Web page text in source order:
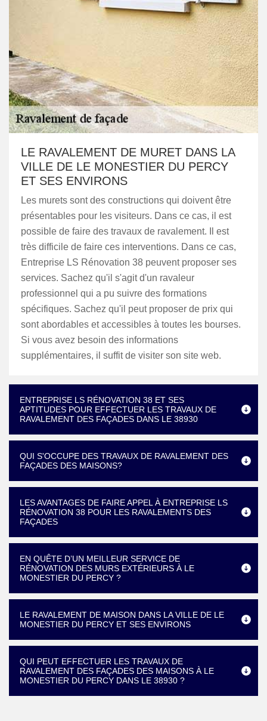
LE RAVALEMENT DE MURET DANS LA
VILLE DE LE MONESTIER DU PERCY
ET SES ENVIRONS
Les murets sont des constructions qui doivent être
présentables pour les visiteurs. Dans ce cas, il est
possible de faire des travaux de ravalement. Il est
très difficile de faire ces interventions. Dans ce cas,
Entreprise LS Rénovation 38 peuvent proposer ses
services. Sachez qu'il s'agit d'un ravaleur
professionnel qui a pu suivre des formations
spécifiques. Sachez qu'il peut proposer de prix qui
sont abordables et accessibles à toutes les bourses.
Si vous avez besoin des informations
supplémentaires, il suffit de visiter son site web.
ENTREPRISE LS RÉNOVATION 38 ET SES
APTITUDES POUR EFFECTUER LES TRAVAUX DE
RAVALEMENT DES FAÇADES DANS LE 38930
QUI S'OCCUPE DES TRAVAUX DE RAVALEMENT DES
FAÇADES DES MAISONS?
LES AVANTAGES DE FAIRE APPEL À ENTREPRISE LS
RÉNOVATION 38 POUR LES RAVALEMENTS DES
FAÇADES
EN QUÊTE D’UN MEILLEUR SERVICE DE
RÉNOVATION DES MURS EXTÉRIEURS À LE
MONESTIER DU PERCY ?
LE RAVALEMENT DE MAISON DANS LA VILLE DE LE
MONESTIER DU PERCY ET SES ENVIRONS
QUI PEUT EFFECTUER LES TRAVAUX DE
RAVALEMENT DES FAÇADES DES MAISONS À LE
MONESTIER DU PERCY DANS LE 38930 ?